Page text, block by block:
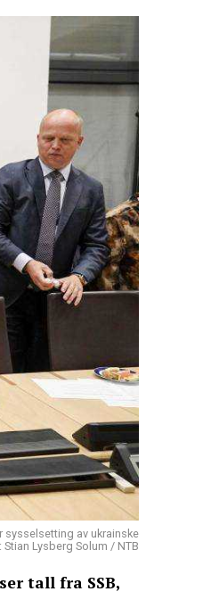
sysselsetting av ukrainske
Lysberg Solum / NTB
tall fra SSB,